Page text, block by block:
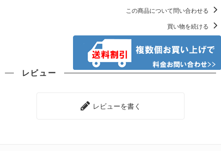
この商品について問い合わせる
買い物を続ける
レビュー
レビューを書く